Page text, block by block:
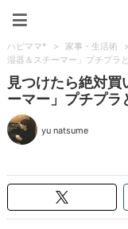
ハピママ* > 家事・生活術 >
湿器＆スチーマー」プチプラ
見つけたら絶対
ーマー」プチプラ
yu natsume